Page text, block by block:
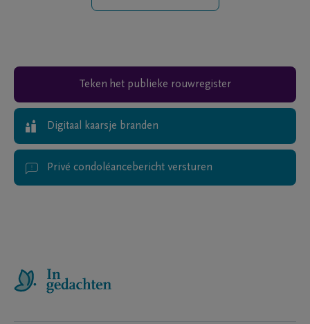
Teken het publieke rouwregister
Digitaal kaarsje branden
Privé condoléancebericht versturen